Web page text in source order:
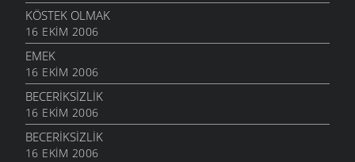
KÖSTEK OLMAK
16 EKIM 2006
EMEK
16 EKIM 2006
BECERIKSIZLIK
16 EKIM 2006
BECERIKSIZLIK
16 EKIM 2006